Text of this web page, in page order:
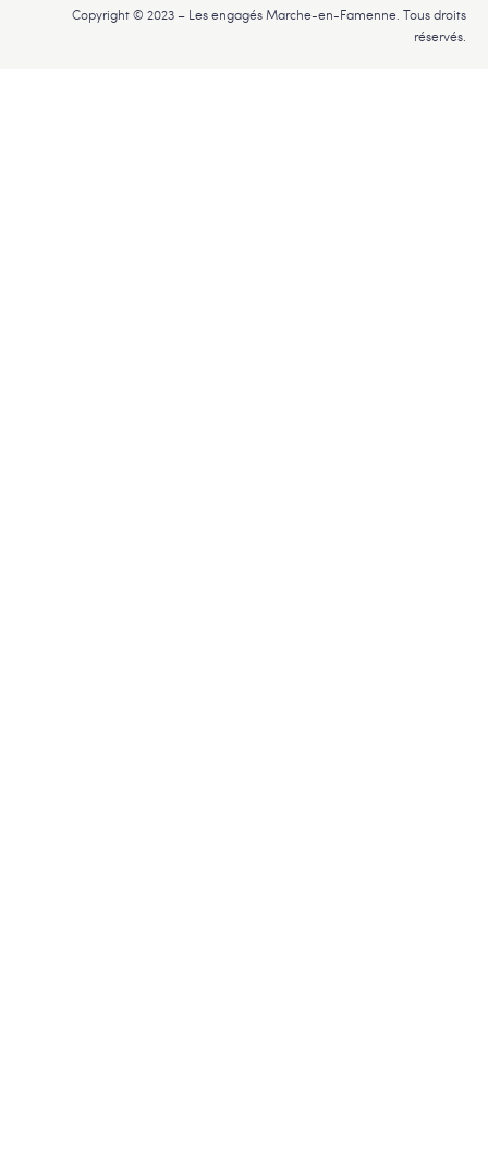
Copyright © 2023 – Les engagés Marche-en-Famenne. Tous droits
réservés.